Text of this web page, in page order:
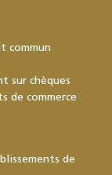
commun
sur chèques
de commerce
de